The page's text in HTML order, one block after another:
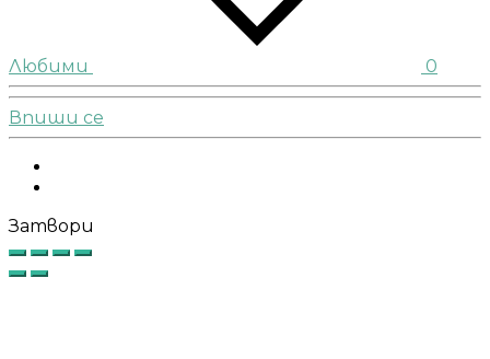
Любими 0
Впиши се
Затвори